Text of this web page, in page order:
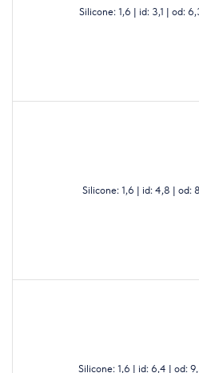
Silicone: 1,6 | id: 3,1 | od:
Silicone: 1,6 | id: 4,8 | od:
Silicone: 1,6 | id: 6,4 | od: